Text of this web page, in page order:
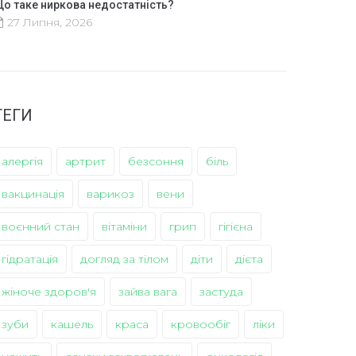
таке ниркова недостатність?
27 Липня, 2026
алергія артрит безсоння біль
вакцинація варикоз вени
воєнний стан вітаміни грип гігієна
гідратація догляд за тілом діти дієта
жіноче здоров'я зайва вага застуда
зуби кашель краса кровообіг ліки